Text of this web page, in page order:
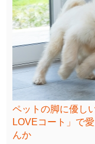
ペットの脚に優し
LOVEコート」で
んか